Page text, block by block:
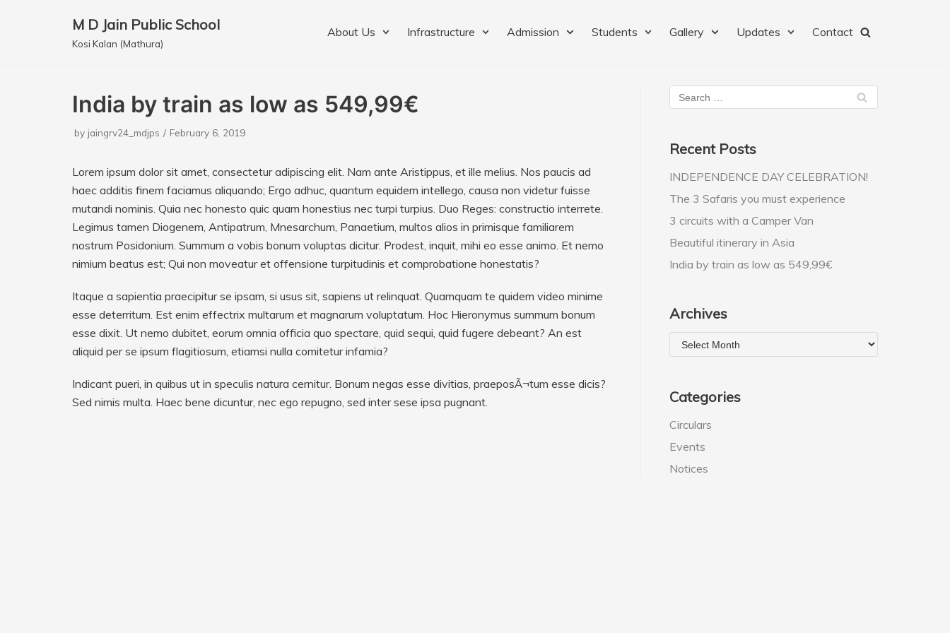
M D Jain Public School
Kosi Kalan (Mathura)
About Us Infrastructure Admission Students Gallery Updates Contact
India by train as low as 549,99€
by jaingrv24_mdjps February 6, 2019
Lorem ipsum dolor sit amet, consectetur adipiscing elit. Nam ante Aristippus, et ille melius. Nos paucis ad
haec additis finem faciamus aliquando; Ergo adhuc, quantum equidem intellego, causa non videtur fuisse
mutandi nominis. Quia nec honesto quic quam honestius nec turpi turpius. Duo Reges: constructio interrete.
Legimus tamen Diogenem, Antipatrum, Mnesarchum, Panaetium, multos alios in primisque familiarem
nostrum Posidonium. Summum a vobis bonum voluptas dicitur. Prodest, inquit, mihi eo esse animo. Et nemo
nimium beatus est; Qui non moveatur et offensione turpitudinis et comprobatione honestatis?
Itaque a sapientia praecipitur se ipsam, si usus sit, sapiens ut relinquat. Quamquam te quidem video minime
esse deterritum. Est enim effectrix multarum et magnarum voluptatum. Hoc Hieronymus summum bonum
esse dixit. Ut nemo dubitet, eorum omnia officia quo spectare, quid sequi, quid fugere debeant? An est
aliquid per se ipsum flagitiosum, etiamsi nulla comitetur infamia?
Indicant pueri, in quibus ut in speculis natura cernitur. Bonum negas esse divitias, praeposÃ¬tum esse dicis?
Sed nimis multa. Haec bene dicuntur, nec ego repugno, sed inter sese ipsa pugnant.
Recent Posts
INDEPENDENCE DAY CELEBRATION!
The 3 Safaris you must experience
3 circuits with a Camper Van
Beautiful itinerary in Asia
India by train as low as 549,99€
Archives
Categories
Circulars
Events
Notices